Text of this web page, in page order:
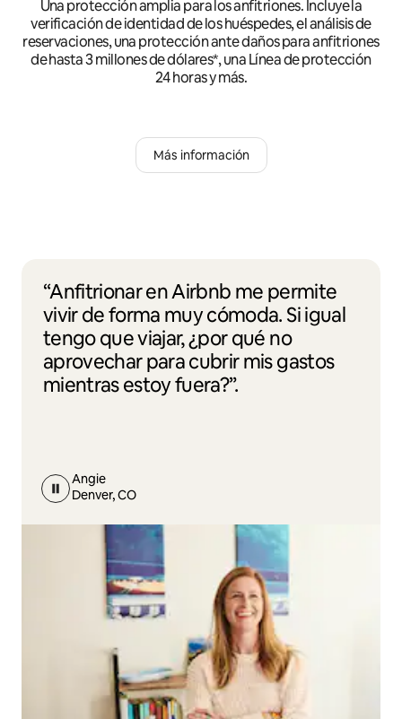
Una protección amplia para los anfitriones. Incluye la
verificación de identidad de los huéspedes, el análisis de
reservaciones, una protección ante daños para anfitriones
de hasta 3 millones de dólares*, una Línea de protección
24 horas y más.
Más información
“Anfitrionar en Airbnb me permite
vivir de forma muy cómoda. Si igual
tengo que viajar, ¿por qué no
aprovechar para cubrir mis gastos
mientras estoy fuera?”.
Angie
Denver, CO